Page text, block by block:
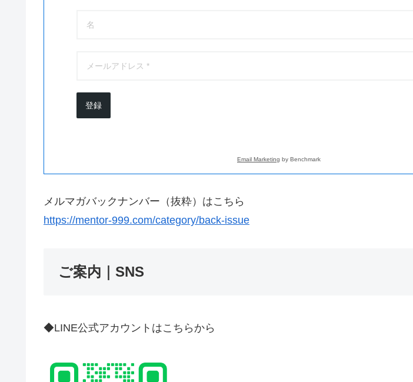
登録
Email Marketing by Benchmark
メルマガバックナンバー（抜粋）はこちら
https://mentor-999.com/category/back-issue
ご案内｜SNS
◆LINE公式アカウントはこちらから